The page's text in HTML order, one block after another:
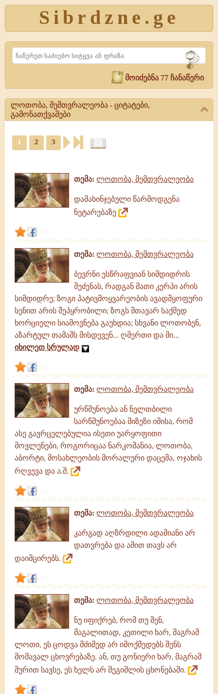
Sibrdzne.ge
Search
მოიძებნა 77 ჩანაწერი
ლოთობა, მემთვრალეობა - ციტატები,
გამონათქვამები
მემთვრალეობა
ლოთობა,
მემთვრალეობა,
გამონათქვამები
გამონათქვამები
1 2 3
თემა: ლოთობა, მემთვრალეობა
დამახინჯებული წარმოდგენა
ნეტარებაზე
თემა: ლოთობა, მემთვრალეობა
ბევრნი ესწრაფვიან სიმდიდრის
შეძენას, რადგან მათი კერპი არის
სიმდიდრე; ზოგი პატივმოყვარეობის ავადმყოფური
სენით არის შეპყრობილი; ზოგს მთავარ საქმედ
ხორციელი სიამოვნება გაუხდია; სხვანი ლოთობენ,
აზარტულ თამაშს მისდევენ... ღმერთი და მი...
იხილეთ სრულად
თემა: ლოთობა, მემთვრალეობა
ურწმუნოება ან ნელთბილი
სარწმუნოებაა მიზეზი იმისა, რომ
ასე გავრცელებულია ისეთი უარყოფითი
მოვლენები, როგორიცაა ნარკომანია, ლოთობა,
აბორტი, მოსახლეობის მორალური დაცემა, ოჯახის
რღვევა და ა.შ.
თემა: ლოთობა, მემთვრალეობა
კარგად აღზრდილი ადამიანი არ
დათვრება და ამით თავს არ
დაიმცირებს.
თემა: ლოთობა, მემთვრალეობა
ნუ იფიქრებ, რომ თუ შენ,
მაგალითად, კეთილი ხარ, მაგრამ
ლოთი, ეს ცოდვა მძიმედ არ იმოქმედებს შენს
მომავალ ცხოვრებაზე. ან, თუ გონიერი ხარ, მაგრამ
შურით სავსე, ეს ხელს არ შეგიშლის ცხონებაში.